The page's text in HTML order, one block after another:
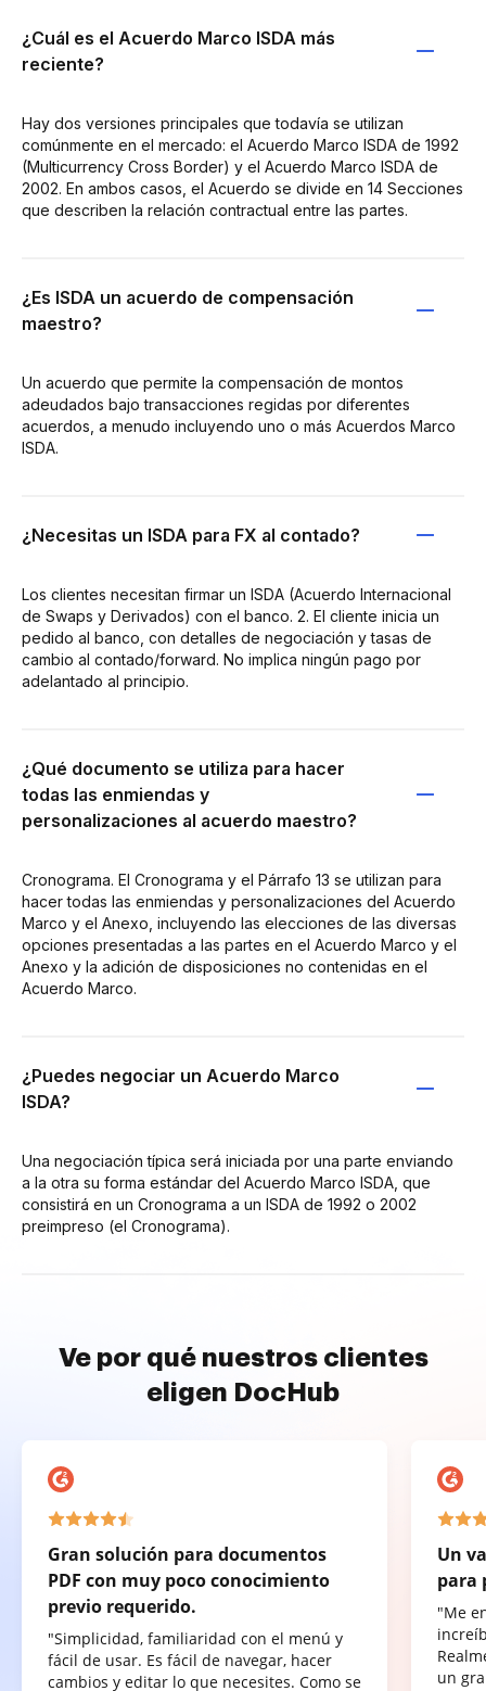
¿Cuál es el Acuerdo Marco ISDA más
reciente?
Hay dos versiones principales que todavía se utilizan
comúnmente en el mercado: el Acuerdo Marco ISDA de 1992
(Multicurrency Cross Border) y el Acuerdo Marco ISDA de
2002. En ambos casos, el Acuerdo se divide en 14 Secciones
que describen la relación contractual entre las partes.
¿Es ISDA un acuerdo de compensación
maestro?
Un acuerdo que permite la compensación de montos
adeudados bajo transacciones regidas por diferentes
acuerdos, a menudo incluyendo uno o más Acuerdos Marco
ISDA.
¿Necesitas un ISDA para FX al contado?
Los clientes necesitan firmar un ISDA (Acuerdo Internacional
de Swaps y Derivados) con el banco. 2. El cliente inicia un
pedido al banco, con detalles de negociación y tasas de
cambio al contado/forward. No implica ningún pago por
adelantado al principio.
¿Qué documento se utiliza para hacer
todas las enmiendas y
personalizaciones al acuerdo maestro?
Cronograma. El Cronograma y el Párrafo 13 se utilizan para
hacer todas las enmiendas y personalizaciones del Acuerdo
Marco y el Anexo, incluyendo las elecciones de las diversas
opciones presentadas a las partes en el Acuerdo Marco y el
Anexo y la adición de disposiciones no contenidas en el
Acuerdo Marco.
¿Puedes negociar un Acuerdo Marco
ISDA?
Una negociación típica será iniciada por una parte enviando
a la otra su forma estándar del Acuerdo Marco ISDA, que
consistirá en un Cronograma a un ISDA de 1992 o 2002
preimpreso (el Cronograma).
Ve por qué nuestros clientes
eligen DocHub
Gran solución para documentos
PDF con muy poco conocimiento
previo requerido.
"Simplicidad, familiaridad con el menú y
fácil de usar. Es fácil de navegar, hacer
cambios y editar lo que necesites. Como se
Un
para
"Me
un